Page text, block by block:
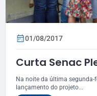
01/08/2017
Curta Senac
Na noite da última segunda-
lançamento do projeto...